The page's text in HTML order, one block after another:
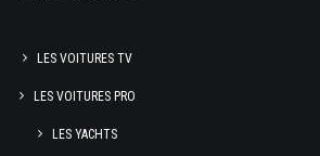
LES VOITURES TV
LES VOITURES PRO
LES YACHTS